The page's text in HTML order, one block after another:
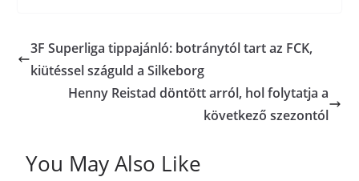
3F Superliga tippajánló: botránytól tart az FCK,
kiütéssel száguld a Silkeborg
Henny Reistad döntött arról, hol folytatja a
következő szezontól
You May Also Like